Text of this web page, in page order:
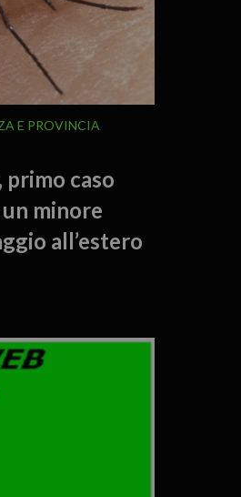
E PROVINCIA
primo caso
minore
all’estero